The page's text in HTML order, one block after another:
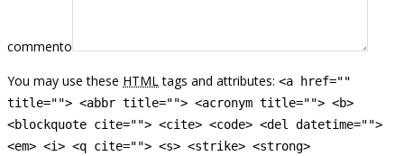
commento
You may use these HTML tags and attributes: <a href=""
title=""> <abbr title=""> <acronym title=""> <b>
<blockquote cite=""> <cite> <code> <del datetime="">
<em> <i> <q cite=""> <s> <strike> <strong>